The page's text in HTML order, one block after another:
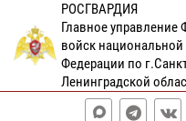
РОСГВАРДИЯ
Главное
войск
Федерации по
Ленинградской